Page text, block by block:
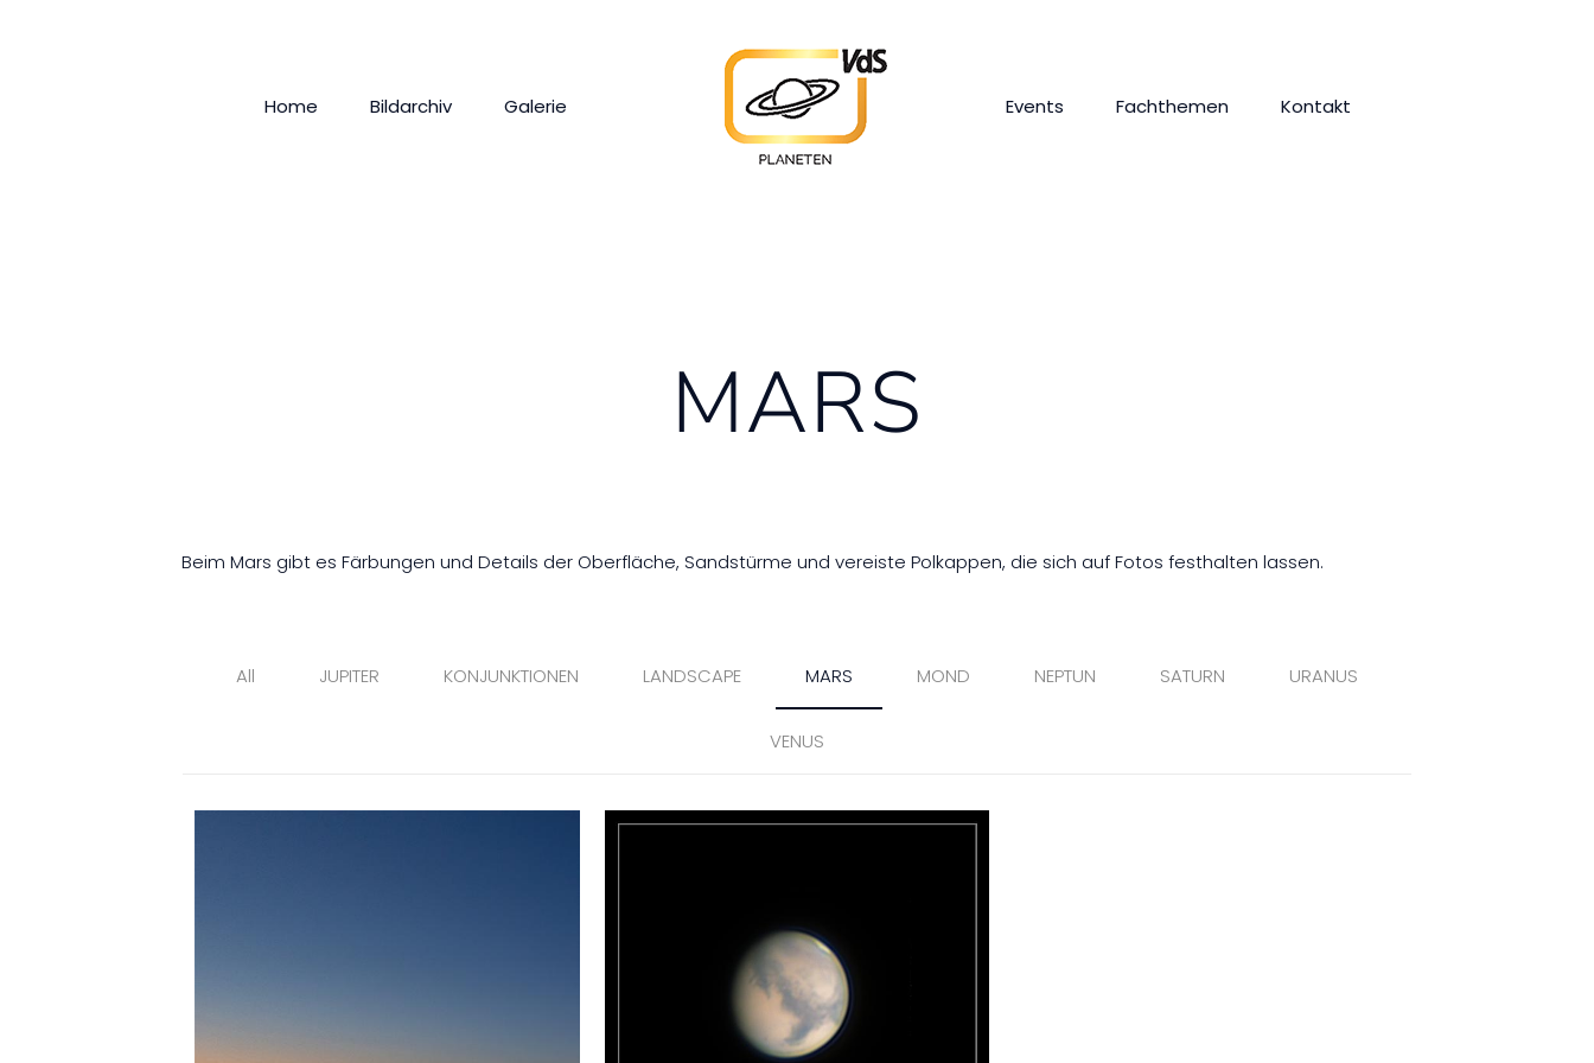
Home Bildarchiv Galerie Events Fachthemen Kontakt
MARS
Beim Mars gibt es Färbungen und Details der Oberfläche, Sandstürme und vereiste Polkappen, die sich auf Fotos festhalten lassen.
All JUPITER KONJUNKTIONEN LANDSCAPE MARS MOND NEPTUN SATURN URANUS
VENUS